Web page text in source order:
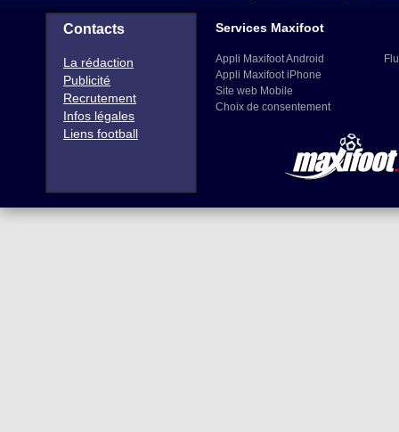
Contacts
La rédaction
Publicité
Recrutement
Infos légales
Liens football
Services Maxifoot
Appli Maxifoot Android
Appli Maxifoot iPhone
Site web Mobile
Choix de consentement